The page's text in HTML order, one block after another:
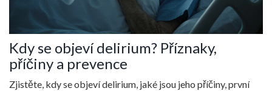
Kdy se objeví delirium? Příznaky,
příčiny a prevence
Zjistěte, kdy se objeví delirium, jaké jsou jeho příčiny, první